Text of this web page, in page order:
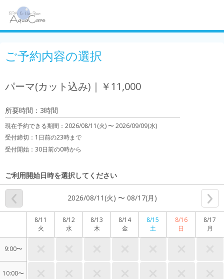
ご予約内容の選択
パーマ(カット込み)｜￥11,000
所要時間：3時間
現在予約できる期間： 2026/08/11(火) 〜2026/09/09(水)
受付締切： 1日前の23時まで
受付開始： 30日前の0時から
ご利用開始日時を選択してください
2026/08/11(火) 〜 08/17(月)
8/11
火
8/12
水
8/13
木
8/14
金
8/15
土
8/16
日
8/17
月
9:00〜
10:00〜